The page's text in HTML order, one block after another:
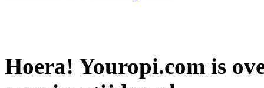
Hoera! Youropi.com is